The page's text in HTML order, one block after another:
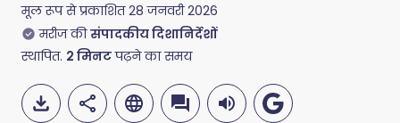
मूल रूप से प्रकाशित 28 जनवरी 2026
मरीज की संपादकीय दिशानिर्देशों
स्थापित. 2 मिनटपढ़ने का समय